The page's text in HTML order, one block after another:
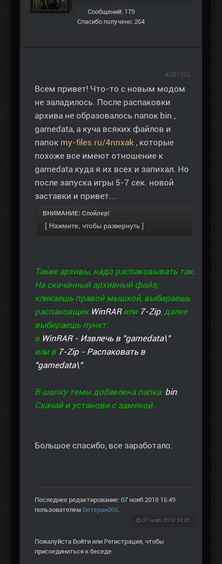
Сообщений: 179
Спасибо получено: 264
Всем привет! Что-то с новым модом
не заладилось. После распаковки
архива не образовалось папок bin ,
gamedata, а куча всяких файлов и
папок my-files.ru/4nnxak , которые
похоже все имеют отношение к
gamedata куда я их всех и запихал. Но
после запуска игры 5-7 сек. новой
заставки и привет...
ВНИМАНИЕ: Спойлер!
Такие архивы, надо распаковывать так:
На скачанный архивный файл,
кликаешь правой мышкой, выбираешь
распаковщик WinRARили 7-Zip, далее
выбираешь пункт:
в WinRAR - Извлечь в "gamedata\"
или в 7-Zip - Распаковать в
"gamedata\".
В шапку темы добавлена папка: bin.
Скачай и установи с заменой.
Большое спасибо, все заработало.
Последнее редактирование: 07 нояб 2018 16:49
пользователем Ветеран066.
07 нояб 2018 14:20
#251393
Пожалуйста Войти или Регистрация, чтобы
присоединиться к беседе.